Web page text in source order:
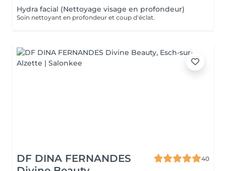
Hydra facial (Nettoyage visage en profondeur)
Soin nettoyant en profondeur et coup d'éclat.
DF DINA FERNANDES
40